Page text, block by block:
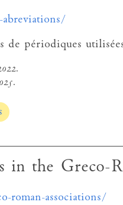
de périodiques
in the Greco-
associations/